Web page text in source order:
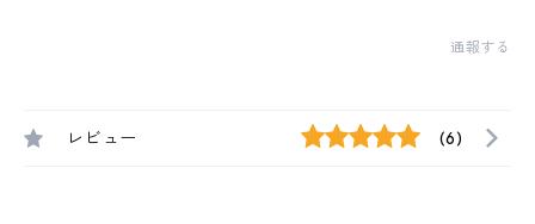
通報する
レビュー (6)